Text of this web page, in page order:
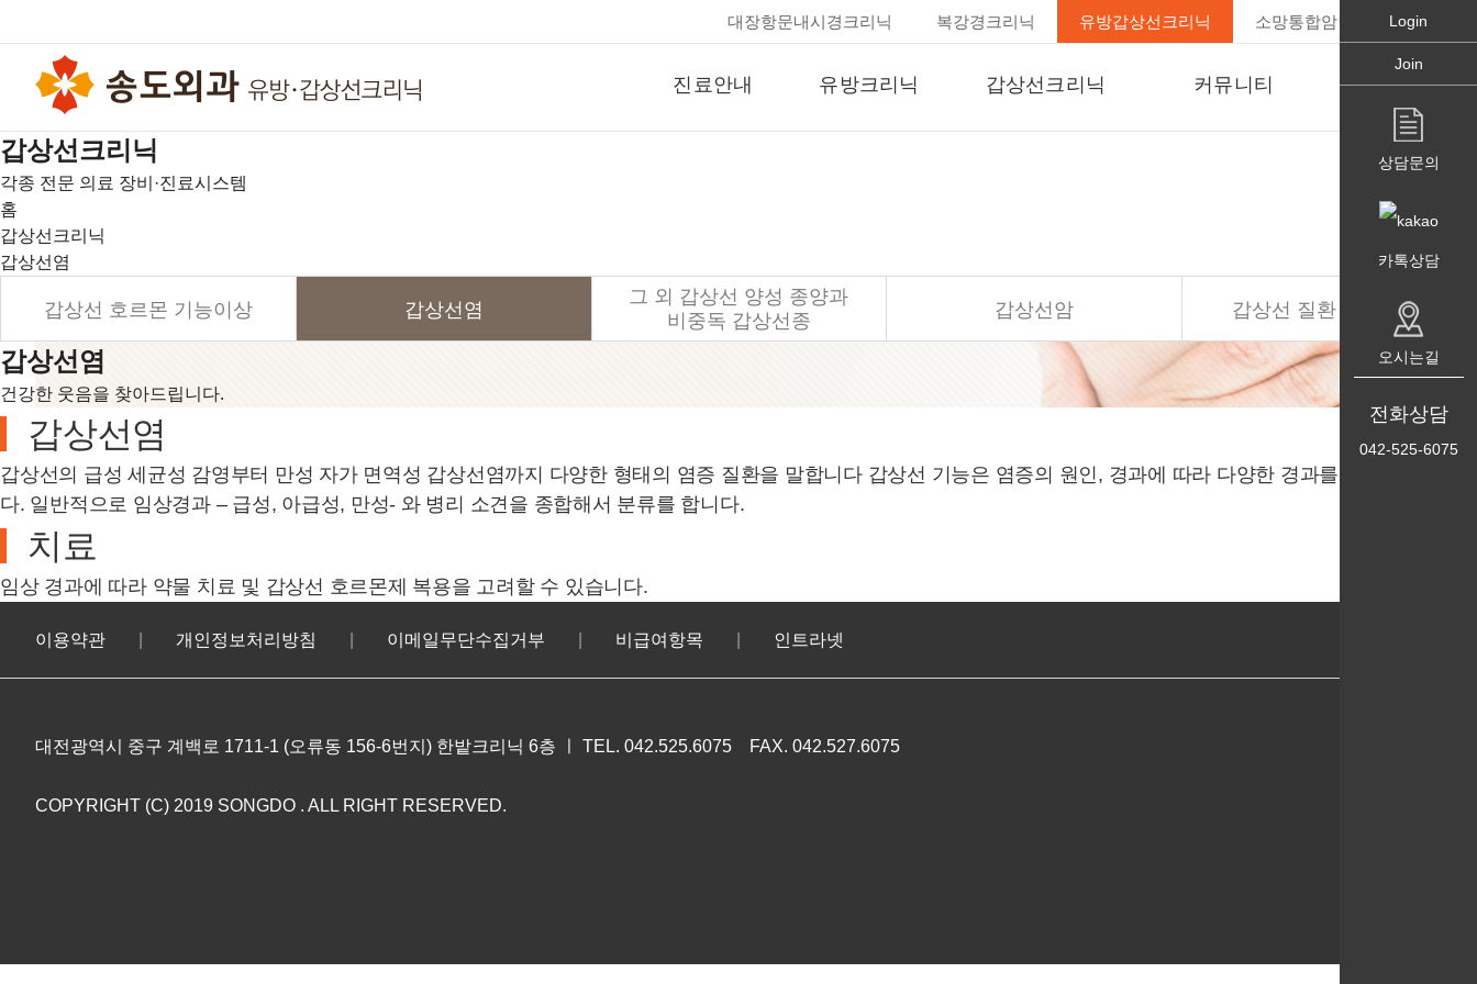
소망통합암면역크리닉
유방갑상선크리닉
복강경크리닉
대장항문내시경크리닉
진료안내 유방크리닉 갑상선크리닉
갑상선 질환 검사
커뮤니티 병원소개
병원장인사말
의료장비보기
병원둘러보기
찾아오시는길
Login
Join
상담문의
카톡상담
오시는길
전화상담
042-525-6075
갑상선크리 닉
각종 전문 의료 장비·진료시스템
홈
갑상선크리닉
갑상선염
갑상선 호르몬 기능이상 갑상선염
그 외 갑상선 양성 종양과
비중독 갑상선종
갑상선암 갑상선 질환 검사 방법
갑상선염
건강한 웃음을 찾아드립니다.
갑상선염
갑상선의 급성 세균성 감영부터 만성 자가 면역성 갑상선염까지 다양한 형태의 염증 질환을 말합니다 갑상선 기능은 염증의 원인, 경과에 따라 다양한 경과를 보일 수 있습니
다. 일반적으로 임상경과 – 급성, 아급성, 만성- 와 병리 소견을 종합해서 분류를 합니다.
치료
임상 경과에 따라 약물 치료 및 갑상선 호르몬제 복용을 고려할 수 있습니다.
이용약관 개인정보처리방침 이메일무단수집거부 비급여항목 인트라넷
대전광역시 중구 계백로 1711-1 (오류동 156-6번지) 한밭크리닉 6층 ㅣ TEL. 042.525.6075 FAX. 042.527.6075
COPYRIGHT (C) 2019 SONGDO . ALL RIGHT RESERVED.